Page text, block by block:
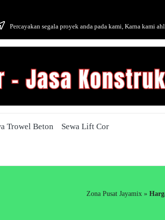
Percayakan segala proyek anda pada kami, Karna kami
Trowel Beton Sewa Lift Cor
Zona Pusat Jayamix »